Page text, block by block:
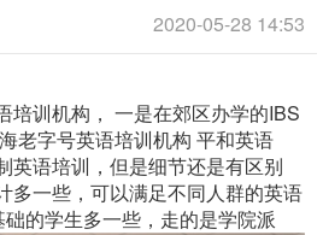
2020-05-28 14:53
培训机构， 一是在郊区办学的IBS
老字号英语培训机构 平和英语
英语培训，但是细节还是有区别
多一些，可以满足不同人群的英语
的学生多一些，走的是学院派